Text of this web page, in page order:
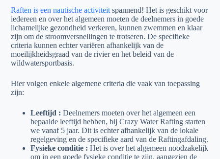
Raften is een nautische activiteit spannend! Het is geschikt voor
iedereen en over het algemeen moeten de deelnemers in goede
lichamelijke gezondheid verkeren, kunnen zwemmen en klaar
zijn om de stroomversnellingen te trotseren. De specifieke
criteria kunnen echter variëren afhankelijk van de
moeilijkheidsgraad van de rivier en het beleid van de
wildwatersportbasis.
Hier volgen enkele algemene criteria die vaak van toepassing
zijn:
Leeftijd : Deelnemers moeten over het algemeen een
bepaalde leeftijd hebben, bij Crazy Water Rafting starten
we vanaf 5 jaar. Dit is echter afhankelijk van de lokale
regelgeving en de specifieke aard van de Raftingafdaling.
Fysieke conditie : Het is over het algemeen noodzakelijk
om in een goede fysieke conditie te zijn, aangezien de